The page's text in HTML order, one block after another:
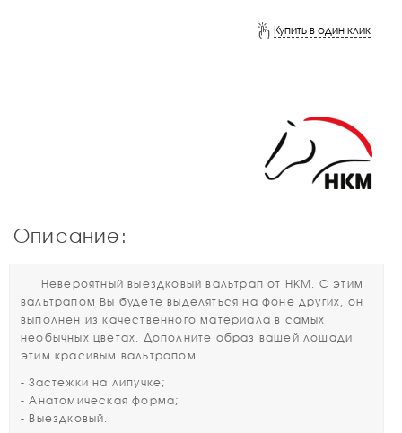
Купить в один клик
Описание:
Невероятный выездковый вальтрап от HKM. С этим
вальтрапом Вы будете выделяться на фоне других, он
выполнен из качественного материала в самых
необычных цветах. Дополните образ вашей лошади
этим красивым вальтрапом.
- Застежки на липучке;
- Анатомическая форма;
- Выездковый.